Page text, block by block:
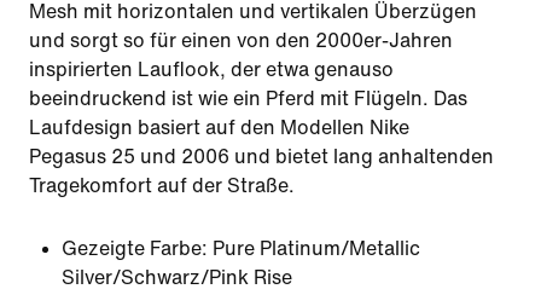
Mesh mit horizontalen und vertikalen Überzügen
und sorgt so für einen von den 2000er-Jahren
inspirierten Lauflook, der etwa genauso
beeindruckend ist wie ein Pferd mit Flügeln. Das
Laufdesign basiert auf den Modellen Nike
Pegasus 25 und 2006 und bietet lang anhaltenden
Tragekomfort auf der Straße.
Gezeigte Farbe: Pure Platinum/Metallic
Silver/Schwarz/Pink Rise